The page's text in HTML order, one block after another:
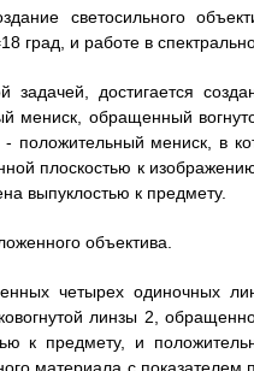
светосильного
град, и работе в
задачей, достигается
мениск, обращенный
положительный мениск, в
плоскостью к
выпуклостью к предмету.
объектива.
четырех одиночных
линзы 2,
к предмету, и
материала с